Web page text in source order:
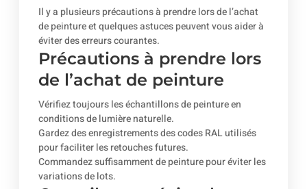
Il y a plusieurs précautions à prendre lors de l’achat
de peinture et quelques astuces peuvent vous aider à
éviter des erreurs courantes.
Précautions à prendre lors
de l’achat de peinture
Vérifiez toujours les échantillons de peinture en
conditions de lumière naturelle.
Gardez des enregistrements des codes RAL utilisés
pour faciliter les retouches futures.
Commandez suffisamment de peinture pour éviter les
variations de lots.